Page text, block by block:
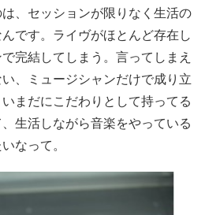
、セッションが限りなく生活の
です。ライヴがほとんど存在し
完結してしまう。言ってしまえ
、ミュージシャンだけで成り立
まだにこだわりとして持ってる
生活しながら音楽をやっている
なって。